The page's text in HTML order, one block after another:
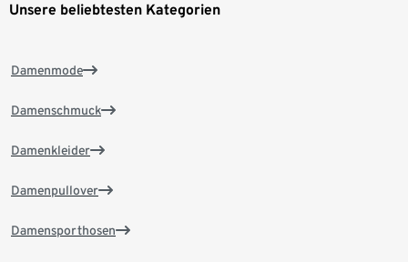
Unsere beliebtesten Kategorien
Damenmode
Damenschmuck
Damenkleider
Damenpullover
Damensporthosen